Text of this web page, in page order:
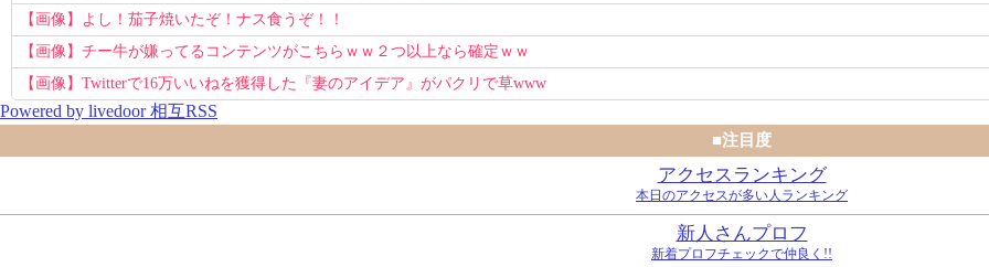
【画像】よし！茄子焼いたぞ！ナス食うぞ！！
【画像】チー牛が嫌ってるコンテンツがこちらｗｗ２つ以上なら確定ｗｗ
【画像】Twitterで16万いいねを獲得した『妻のアイデア』がパクリで草www
Powered by livedoor 相互RSS
■注目度
アクセスランキング
本日のアクセスが多い人ランキング
新人さんプロフ
新着プロフチェックで仲良く!!